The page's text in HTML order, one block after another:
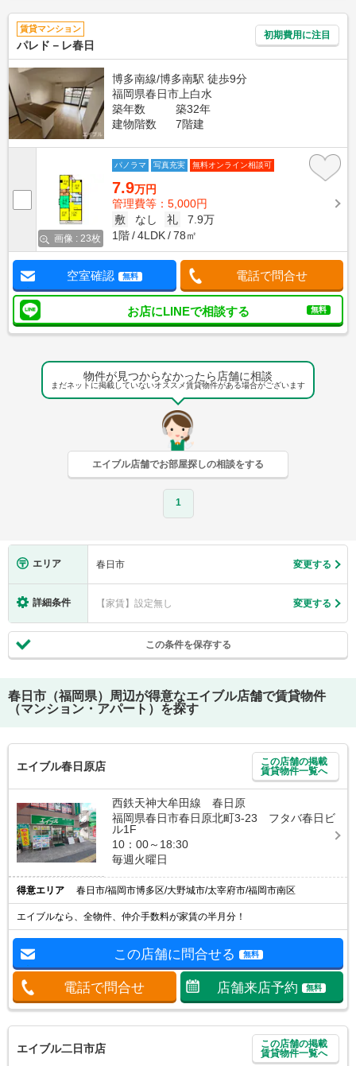
賃貸マンション
パレド－レ春日
初期費用に注目
博多南線/博多南駅 徒歩9分
福岡県春日市上白水
築年数
築32年
建物階数
7階建
画像 : 23枚
パノラマ 写真充実 無料オンライン相談可
7.9万円
管理費等：5,000円
敷
なし 礼
7.9万
1階
4LDK 78㎡
空室確認 無料 電話で問合せ
お店にLINEで相談する 無料
物件が見つからなかったら店舗に相談
まだネットに掲載していないオススメ賃貸物件がある場合がございます
エイブル店舗でお部屋探しの相談をする
1
エリア 春日市 変更する
詳細条件 【家賃】設定無し 変更する
この条件を保存する
春日市（福岡県）
周辺が得意なエイブル店舗で賃貸物件
（マンション・アパート）を探す
エイブル春日原店
この店舗の掲載
賃貸物件一覧へ
西鉄天神大牟田線 春日原
福岡県春日市春日原北町3-23 フタバ春日ビ
ル1F
10：00～18:30
毎週火曜日
得意エリア 春日市/福岡市博多区/大野城市/太宰府市/福岡市南区
エイブルなら、全物件、仲介手数料が家賃の半月分！
この店舗に問合せる 無料
電話で問合せ 店舗来店予約 無料
エイブル二日市店
この店舗の掲載
賃貸物件一覧へ